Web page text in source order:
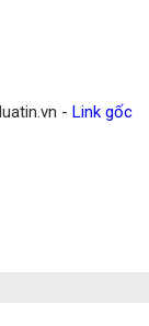
- Link gốc